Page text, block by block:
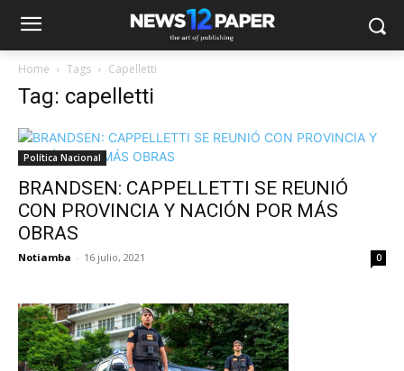
Home Tags Capelletti
Tag: capelletti
Política Nacional
BRANDSEN: CAPPELLETTI SE REUNIÓ
CON PROVINCIA Y NACIÓN POR MÁS
OBRAS
Notiamba - 16 julio, 2021 0